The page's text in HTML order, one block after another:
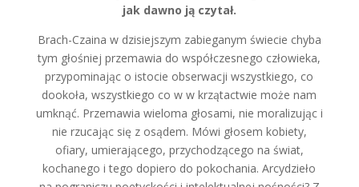
jak dawno ją czytał.
Brach-Czaina w dzisiejszym zabieganym świecie chyba
tym głośniej przemawia do współczesnego człowieka,
przypominając o istocie obserwacji wszystkiego, co
dookoła, wszystkiego co w w krzątactwie może nam
umknąć. Przemawia wieloma głosami, nie moralizując i
nie rzucając się z osądem. Mówi głosem kobiety,
ofiary, umierającego, przychodzącego na świat,
kochanego i tego dopiero do pokochania. Arcydzieło